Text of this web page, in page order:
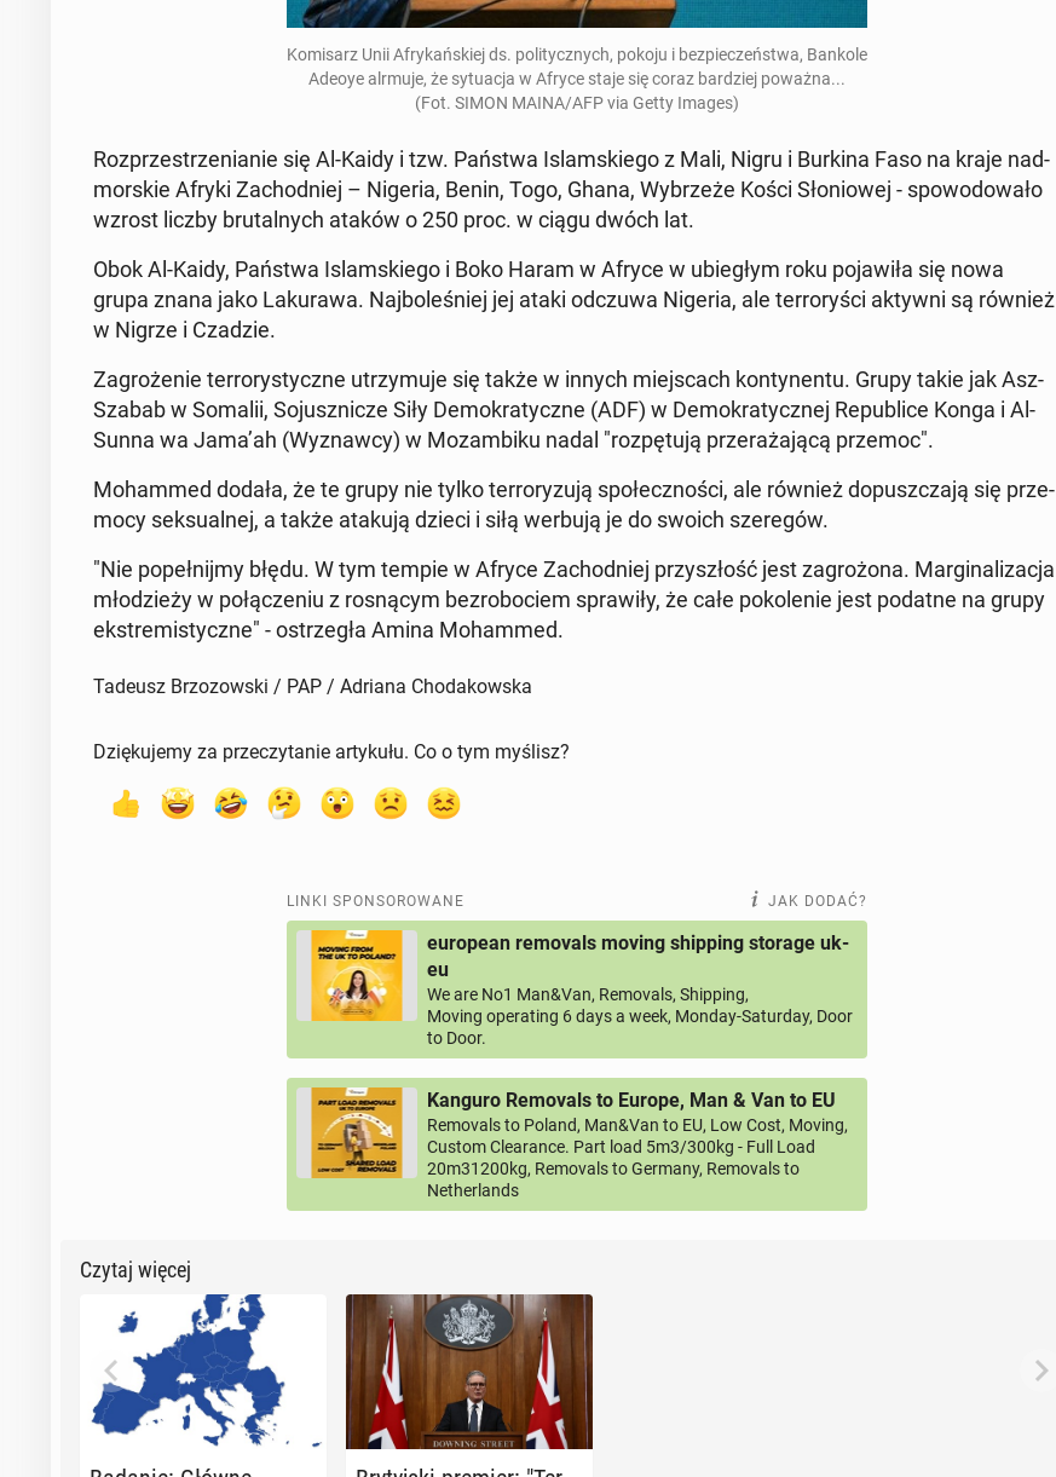
Ko­mi­sarz Unii Afry­kań­skiej ds. po­li­tycz­nych, pokoju i bez­pie­czeń­stwa, Bankole
Adeoye alrmuje, że sy­tu­acja w Afryce staje się coraz bar­dziej poważna...
(Fot. SIMON MAINA/AFP via Getty Images)
Roz­prze­strze­nia­nie się Al-Kaidy i tzw. Państwa Is­lam­skie­go z Mali, Nigru i Burkina Faso na kraje nad­
mor­skie Afryki Za­chod­niej – Nigeria, Benin, Togo, Ghana, Wy­brze­że Kości Sło­nio­wej - spo­wo­do­wa­ło
wzrost liczby bru­tal­nych ataków o 250 proc. w ciągu dwóch lat.
Obok Al-Kaidy, Państwa Is­lam­skie­go i Boko Haram w Afryce w ubie­głym roku po­ja­wi­ła się nowa
grupa znana jako La­ku­ra­wa. Naj­bo­le­śniej jej ataki odczuwa Nigeria, ale ter­ro­ry­ści aktywni są również
w Nigrze i Czadzie.
Za­gro­że­nie ter­ro­ry­stycz­ne utrzy­mu­je się także w innych miej­scach kon­ty­nen­tu. Grupy takie jak Asz-
Szabab w Somalii, So­jusz­ni­cze Siły De­mo­kra­tycz­ne (ADF) w De­mo­kra­tycz­nej Re­pu­bli­ce Konga i Al-
Sunna wa Jama’ah (Wy­znaw­cy) w Mo­zam­bi­ku nadal "roz­pę­tu­ją prze­ra­ża­ją­cą przemoc".
Mo­ham­med dodała, że te grupy nie tylko ter­ro­ry­zu­ją spo­łecz­no­ści, ale również do­pusz­cza­ją się prze­
mo­cy sek­su­al­nej, a także atakują dzieci i siłą werbują je do swoich sze­re­gów.
"Nie po­peł­nij­my błędu. W tym tempie w Afryce Za­chod­niej przy­szłość jest za­gro­żo­na. Mar­gi­na­li­za­cja
mło­dzie­ży w po­łą­cze­niu z ro­sną­cym bez­ro­bo­ciem spra­wi­ły, że całe po­ko­le­nie jest podatne na grupy
eks­tre­mi­stycz­ne" - ostrze­gła Amina Mo­ham­med.
Tadeusz Brzozowski / PAP / Adriana Chodakowska
Dziękujemy za przeczytanie artykułu. Co o tym myślisz?
LINKI SPONSOROWANE JAK DODAĆ?
european removals moving shipping storage uk-
eu
We are No1 Man&Van, Removals, Shipping,
Moving operating 6 days a week, Monday-Saturday, Door
to Door.
Kanguro Removals to Europe, Man & Van to EU
Removals to Poland, Man&Van to EU, Low Cost, Moving,
Custom Clearance. Part load 5m3/300kg - Full Load
20m31200kg, Removals to Germany, Removals to
Netherlands
Czytaj więcej